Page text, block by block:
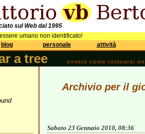
sul Web dal 1995
umano non identificato!
blog personale attività
a tree ovvero come rovinarsi
Archivio per il
Sabato 23 Gennaio 2010, 08:36